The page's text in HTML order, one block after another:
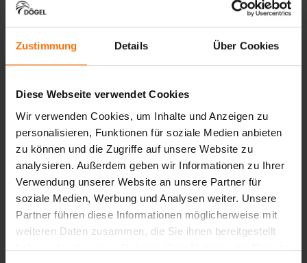
Zustimmung Details Über Cookies
Diese Webseite verwendet Cookies
Wir verwenden Cookies, um Inhalte und Anzeigen zu
personalisieren, Funktionen für soziale Medien anbieten
zu können und die Zugriffe auf unsere Website zu
analysieren. Außerdem geben wir Informationen zu Ihrer
Verwendung unserer Website an unsere Partner für
soziale Medien, Werbung und Analysen weiter. Unsere
Partner führen diese Informationen möglicherweise mit
weiteren Daten zusammen, die Sie ihnen bereitgestellt
haben oder die sie im Rahmen Ihrer Nutzung der Dienste
Komplexe Anforderungen durch
Zucht- und Verbandsregeln
Fehlende Transparenz und
Nachvollziehbarkeit
02
LÖSUNGSANSATZ
Unser Ansatz.